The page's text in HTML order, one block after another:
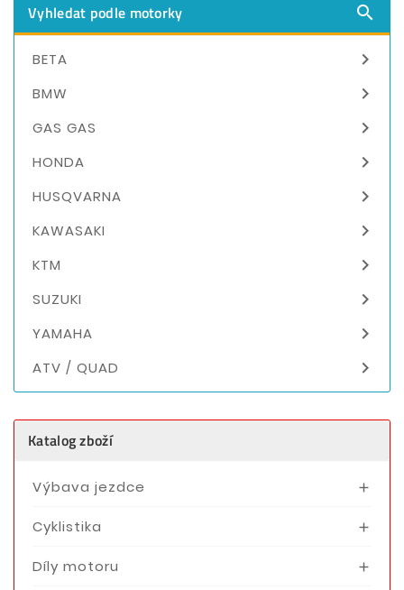
Vyhledat podle motorky 
BETA 
BMW 
GAS GAS 
HONDA 
HUSQVARNA 
KAWASAKI 
KTM 
SUZUKI 
YAMAHA 
ATV / QUAD 
Katalog zboží
Výbava jezdce 
Cyklistika 
Díly motoru 